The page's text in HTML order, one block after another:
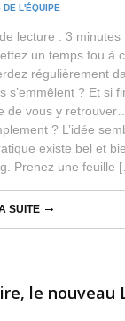
DE L'ÉQUIPE
lecture : 3 minutes
un temps fou à
régulièrement
s’emmêlent ? Et si
de vous y
? L’idée
existe bel et
Prenez une feuille
SUITE
le nouveau